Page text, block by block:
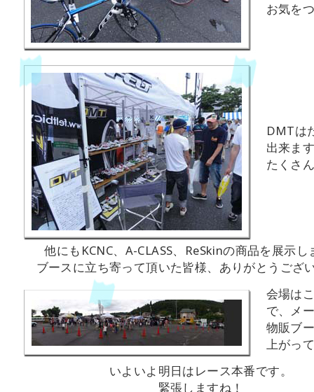
お気を
DMTは
出来ま
たくさ
他にもKCNC、A-CLASS、ReSkinの商品を展示し
ブースに立ち寄って頂いた皆様、ありがとうござ
会場は
で、メ
物販ブ
上がっ
いよいよ明日はレース本番です。
緊張しますね！